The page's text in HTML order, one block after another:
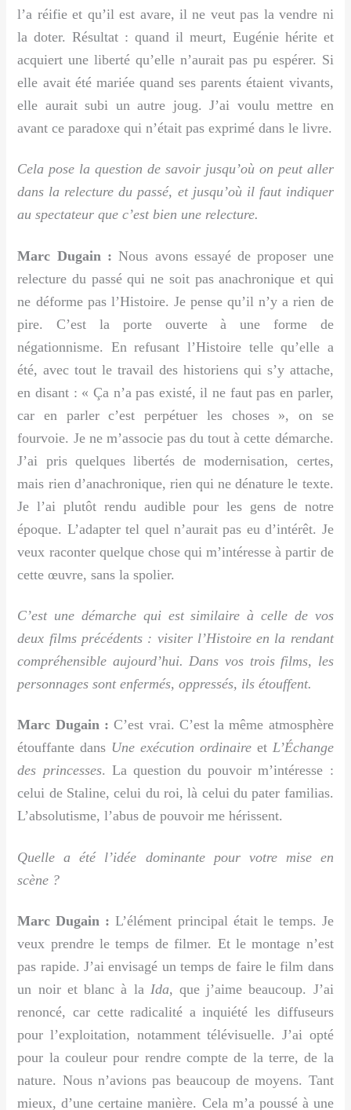
l’a réifie et qu’il est avare, il ne veut pas la vendre ni
la doter. Résultat : quand il meurt, Eugénie hérite et
acquiert une liberté qu’elle n’aurait pas pu espérer. Si
elle avait été mariée quand ses parents étaient vivants,
elle aurait subi un autre joug. J’ai voulu mettre en
avant ce paradoxe qui n’était pas exprimé dans le livre.
Cela pose la question de savoir jusqu’où on peut aller
dans la relecture du passé, et jusqu’où il faut indiquer
au spectateur que c’est bien une relecture.
Marc Dugain : Nous avons essayé de proposer une
relecture du passé qui ne soit pas anachronique et qui
ne déforme pas l’Histoire. Je pense qu’il n’y a rien de
pire. C’est la porte ouverte à une forme de
négationnisme. En refusant l’Histoire telle qu’elle a
été, avec tout le travail des historiens qui s’y attache,
en disant : « Ça n’a pas existé, il ne faut pas en parler,
car en parler c’est perpétuer les choses », on se
fourvoie. Je ne m’associe pas du tout à cette démarche.
J’ai pris quelques libertés de modernisation, certes,
mais rien d’anachronique, rien qui ne dénature le texte.
Je l’ai plutôt rendu audible pour les gens de notre
époque. L’adapter tel quel n’aurait pas eu d’intérêt. Je
veux raconter quelque chose qui m’intéresse à partir de
cette œuvre, sans la spolier.
C’est une démarche qui est similaire à celle de vos
deux films précédents : visiter l’Histoire en la rendant
compréhensible aujourd’hui. Dans vos trois films, les
personnages sont enfermés, oppressés, ils étouffent.
Marc Dugain : C’est vrai. C’est la même atmosphère
étouffante dans Une exécution ordinaireet L’Échange
des princesses. La question du pouvoir m’intéresse :
celui de Staline, celui du roi, là celui du pater familias.
L’absolutisme, l’abus de pouvoir me hérissent.
Quelle a été l’idée dominante pour votre mise en
scène ?
Marc Dugain : L’élément principal était le temps. Je
veux prendre le temps de filmer. Et le montage n’est
pas rapide. J’ai envisagé un temps de faire le film dans
un noir et blanc à la Ida, que j’aime beaucoup. J’ai
renoncé, car cette radicalité a inquiété les diffuseurs
pour l’exploitation, notamment télévisuelle. J’ai opté
pour la couleur pour rendre compte de la terre, de la
nature. Nous n’avions pas beaucoup de moyens. Tant
mieux, d’une certaine manière. Cela m’a poussé à une